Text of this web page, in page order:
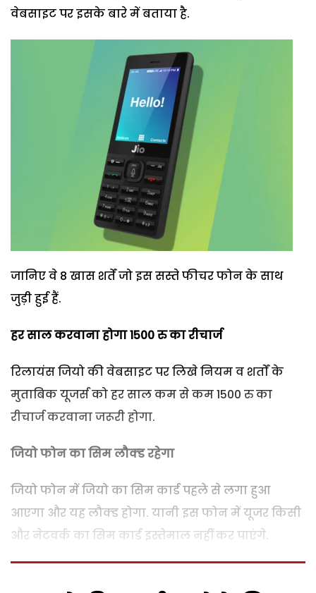
वेबसाइट पर इसके बारे में बताया है.
जानिए वे 8 खास शर्तें जो इस सस्ते फीचर फोन के साथ
जुड़ी हुई हैं.
हर साल करवाना होगा 1500 रु का रीचार्ज
रिलायंस जियो की वेबसाइट पर लिखे नियम व शर्तों के
मुताबिक यूजर्स को हर साल कम से कम 1500 रु का
रीचार्ज करवाना जरूरी होगा.
जियो फोन का सिम लौक्ड रहेगा
जियो फोन में जियो का सिम कार्ड पहले से लगा हुआ
आएगा और यह लौक्ड होगा. यानी इस फोन में यूजर किसी
और नेटवर्क का सिम कार्ड इस्तेमाल नहीं कर पाएंगे.